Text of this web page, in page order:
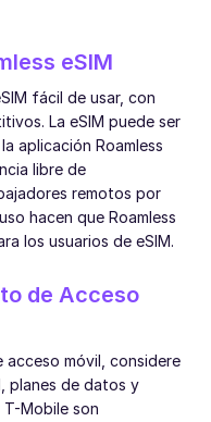
eSIM
fácil de usar, con
La eSIM puede ser
aplicación Roamless
libre de
remotos por
hacen que Roamless
los usuarios de eSIM.
de Acceso
móvil, considere
planes de datos y
Mobile son